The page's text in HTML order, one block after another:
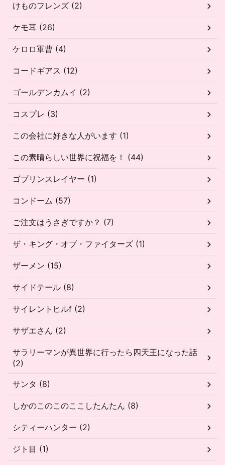
けものフレンズ (2)
ケモ耳 (26)
ケロロ軍曹 (4)
コードギアス (12)
ゴールデンカムイ (2)
コスプレ (3)
この会社に好きな人がいます (1)
この素晴らしい世界に祝福を！ (44)
ゴブリンスレイヤー (1)
コンドーム (57)
ご注文はうさぎですか？ (7)
ザ・キング・オブ・ファイターズ (1)
ザーメン (15)
サイドテール (8)
サイレントヒルf (2)
サザエさん (2)
サラリーマンが異世界に行ったら四天王になった話
(2)
サンタ (8)
しかのこのこのここしたんたん (8)
シティーハンター (2)
ジト目 (1)